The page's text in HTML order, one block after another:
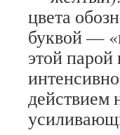
цвета
буквой —
этой парой
действием